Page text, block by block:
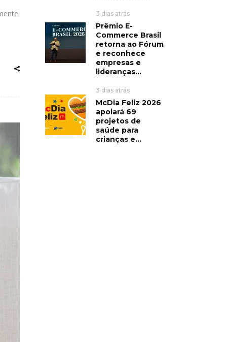
3 dias atrás
Prêmio E-
Commerce Brasil
retorna ao Fórum
e reconhece
empresas e
lideranças...
3 dias atrás
McDia Feliz 2026
apoiará 69
projetos de
saúde para
crianças e...